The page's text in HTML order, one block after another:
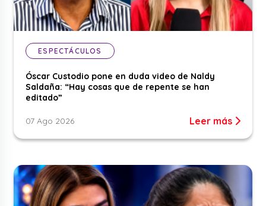
ESPECTÁCULOS
Óscar Custodio pone en duda video de Naldy
Saldaña: “Hay cosas que de repente se han
editado”
07 Ago 2026 Leer más